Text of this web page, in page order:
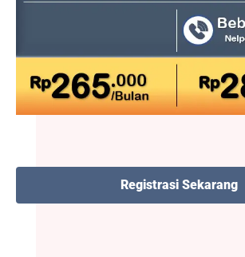
Registrasi Sekarang